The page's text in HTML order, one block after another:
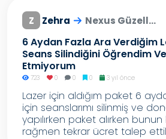
Z Zehra Nexus Güzell...
6 Aydan Fazla Ara Verdiğim
Seans Silindiğini Öğrendim
Etmiyorum
723 0 0 0 3 yıl önce
Lazer için aldığım paket 6
için seanslarımı silinmiş ve
yapılırken paket alırken
rağmen tekrar ücret talep